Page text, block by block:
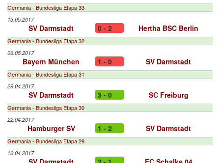
Germania - Bundesliga Etapa 33
13.05.2017
SV Darmstadt 0 - 2 Hertha BSC Berlin
Germania - Bundesliga Etapa 32
06.05.2017
Bayern München 1 - 0 SV Darmstadt
Germania - Bundesliga Etapa 31
29.04.2017
SV Darmstadt 3 - 0 SC Freiburg
Germania - Bundesliga Etapa 30
22.04.2017
Hamburger SV 1 - 2 SV Darmstadt
Germania - Bundesliga Etapa 29
16.04.2017